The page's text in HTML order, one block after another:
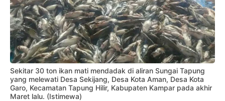
Sekitar 30 ton ikan mati mendadak di aliran Sungai Tapung
yang melewati Desa Sekijang, Desa Kota Aman, Desa Kota
Garo, Kecamatan Tapung Hilir, Kabupaten Kampar pada akhir
Maret lalu. (Istimewa)